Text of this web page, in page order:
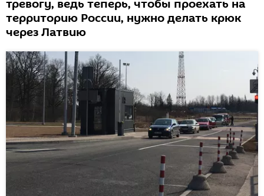
тревогу, ведь теперь, чтобы проехать на
территорию России, нужно делать крюк
через Латвию